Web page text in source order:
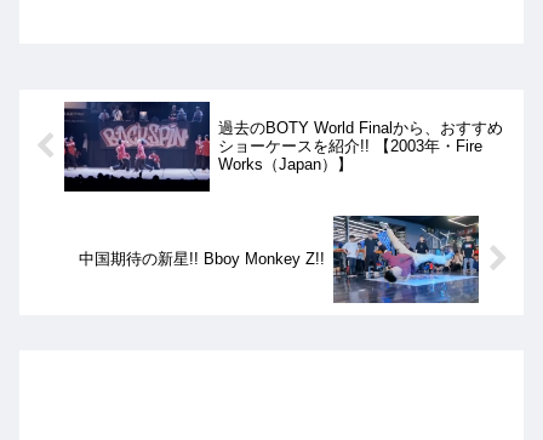
過去のBOTY World Finalから、おすすめ
ショーケースを紹介!! 【2003年・Fire
Works（Japan）】
中国期待の新星!! Bboy Monkey Z!!